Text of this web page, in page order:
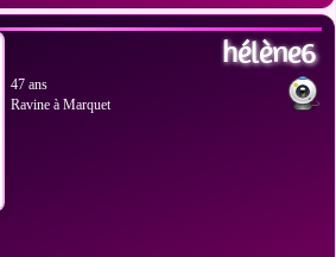
hélène6
47 ans
Ravine à Marquet